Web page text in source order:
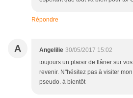
Répondre
A Angelilie 30/05/2017 15:02
toujours un plaisir de flâner sur
revenir. N"hésitez pas à visiter
pseudo. à bientôt